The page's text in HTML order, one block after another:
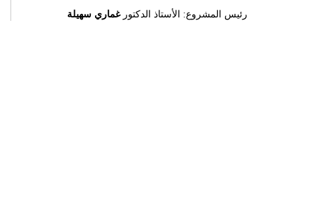
رئيس المشروع: الأستاذ الدكتورغماري سهيلة